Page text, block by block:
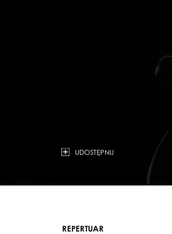
UDOSTĘPNIJ
REPERTUAR